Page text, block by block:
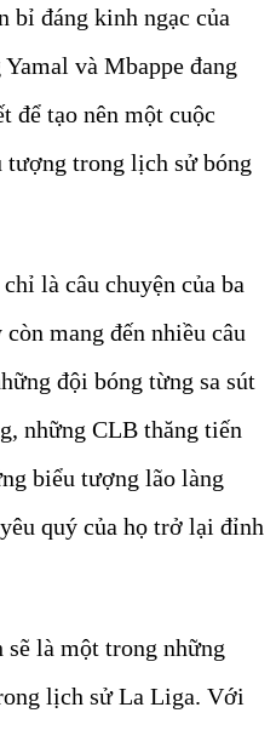
bỉ đáng kinh ngạc của
và Mbappe đang
để tạo nên một cuộc
tượng trong lịch sử bóng
là câu chuyện của ba
mang đến nhiều câu
đội bóng từng sa sút
những CLB thăng tiến
biểu tượng lão làng
quý của họ trở lại đỉnh
là một trong những
lịch sử La Liga. Với